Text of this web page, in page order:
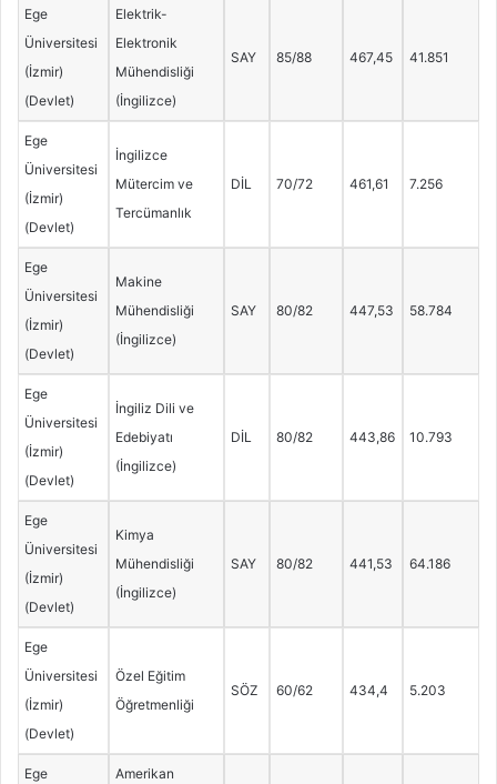
Ege
Üniversitesi
(İzmir)
(Devlet)
Elektrik-
Elektronik
Mühendisliği
(İngilizce)
SAY 85/88 467,45 41.851
Ege
Üniversitesi
(İzmir)
(Devlet)
İngilizce
Mütercim ve
Tercümanlık
DİL 70/72 461,61 7.256
Ege
Üniversitesi
(İzmir)
(Devlet)
Makine
Mühendisliği
(İngilizce)
SAY 80/82 447,53 58.784
Ege
Üniversitesi
(İzmir)
(Devlet)
İngiliz Dili ve
Edebiyatı
(İngilizce)
DİL 80/82 443,86 10.793
Ege
Üniversitesi
(İzmir)
(Devlet)
Kimya
Mühendisliği
(İngilizce)
SAY 80/82 441,53 64.186
Ege
Üniversitesi
(İzmir)
(Devlet)
Özel Eğitim
Öğretmenliği
SÖZ 60/62 434,4 5.203
Ege
Amerikan